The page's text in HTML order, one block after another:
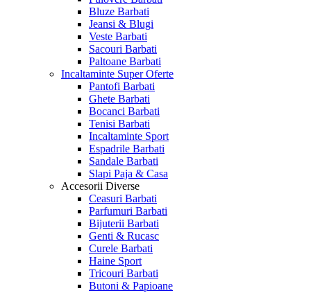
Bluze Barbati
Jeansi & Blugi
Veste Barbati
Sacouri Barbati
Paltoane Barbati
Incaltaminte Super Oferte
Pantofi Barbati
Ghete Barbati
Bocanci Barbati
Tenisi Barbati
Incaltaminte Sport
Espadrile Barbati
Sandale Barbati
Slapi Paja & Casa
Accesorii Diverse
Ceasuri Barbati
Parfumuri Barbati
Bijuterii Barbati
Genti & Rucasc
Curele Barbati
Haine Sport
Tricouri Barbati
Butoni & Papioane